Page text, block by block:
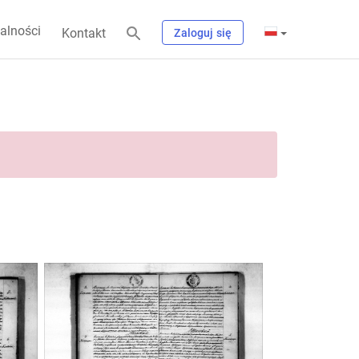
Kontakt Zaloguj się